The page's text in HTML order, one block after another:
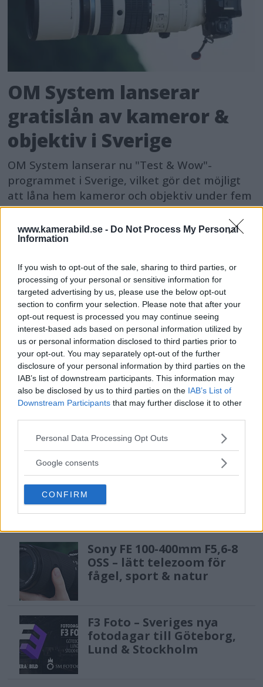
www.kamerabild.se - Do Not Process My Personal
Information
If you wish to opt-out of the sale, sharing to third parties, or
processing of your personal or sensitive information for
targeted advertising by us, please use the below opt-out
section to confirm your selection. Please note that after your
opt-out request is processed you may continue seeing
interest-based ads based on personal information utilized by
us or personal information disclosed to third parties prior to
your opt-out. You may separately opt-out of the further
disclosure of your personal information by third parties on the
IAB’s list of downstream participants. This information may
also be disclosed by us to third parties on the IAB’s List of
Downstream Participants that may further disclose it to other
Please note that this website/app uses one or more Google
not limited to your visit or usage behaviour. You may click to
use your data for below specified purposes in below Google
consent section.
Personal Data Processing Opt Outs
Google consents
CONFIRM
OM System lanserar
gratislån av kameror &
objektiv i Sverige
OM System lanserar nu "Test & Wow"-
programmet i Sverige, vilket gör det möjligt
att låna hem kameror och objektiv under fem
dagar för att se hur utrustningen passar dina
behov.
MEST LÄST JUST NU
DJI Osmo Pocket 4P
släppt – får 10-bitars D-
Log 2 & 3x optisk zoom
Sony lägger bud på
Tamron – kan vara värt
OM System lanserar
gratislån av kameror &
objektiv i Sverige
Sony FE 100-400mm F5,6-8
OSS – lätt telezoom för
fågel, sport & natur
F3 Foto – Sveriges nya
fotodagar till Göteborg,
Lund & Stockholm